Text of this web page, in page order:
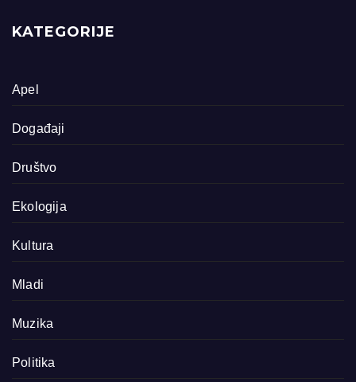
KATEGORIJE
Apel
Događaji
Društvo
Ekologija
Kultura
Mladi
Muzika
Politika